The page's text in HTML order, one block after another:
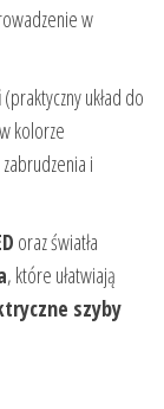
w
(praktyczny układ do
kolorze
i
oraz światła
, które ułatwiają
szyby